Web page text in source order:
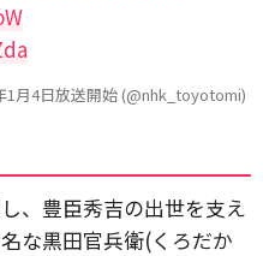
月4日放送開始 (@nhk_toyotomi)
、豊臣秀吉の出世を支え
な黒田官兵衛(くろだか